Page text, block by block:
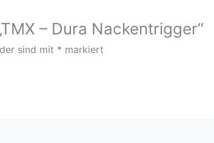
– Dura Nackentrigger“
sind mit * markiert